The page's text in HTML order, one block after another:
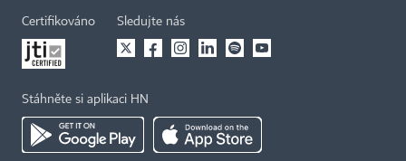
Certifikováno Sledujte nás
Stáhněte si aplikaci HN